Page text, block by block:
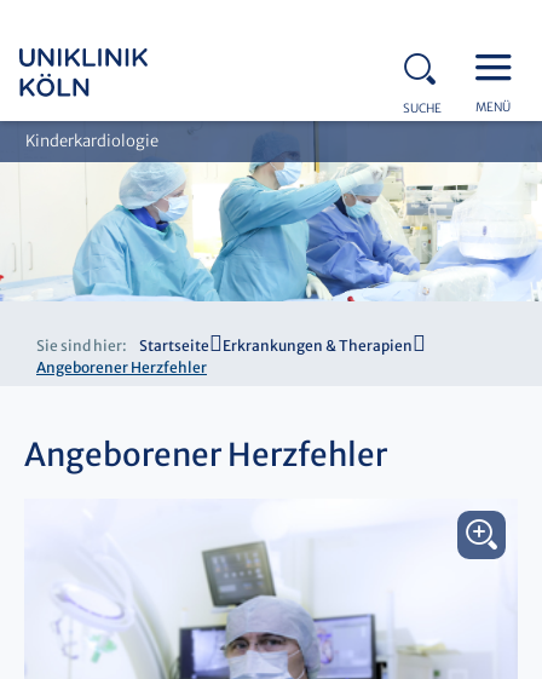
SUCHE MENÜ
Kinderkardiologie
Sie sind hier: Startseite
Erkrankungen & Therapien
Angeborener Herzfehler
Angeborener Herzfehler